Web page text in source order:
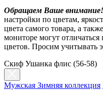
Обращаем Ваше внимание!
настройки по цветам,
цвета самого товара, а
мониторе могут
цветов. Просим учитывать
Скиф Ушанка флис (56-58)
Мужская Зимняя коллекция